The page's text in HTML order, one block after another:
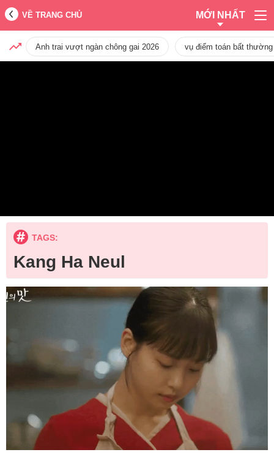
VỀ TRANG CHỦ MỚI NHẤT
Anh trai vượt ngàn chông gai 2026 vụ điểm toán bất
TAGS:
Kang Ha Neul